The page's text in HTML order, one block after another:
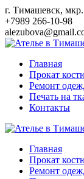
Перейти
к
контенту
г. Тимашевск,
+7989 266-10-98
Главная
Прокат
Ремонт
Печать на
Контакты
Главная
Прокат
Ремонт